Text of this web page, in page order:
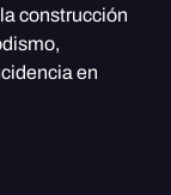
construcción
en